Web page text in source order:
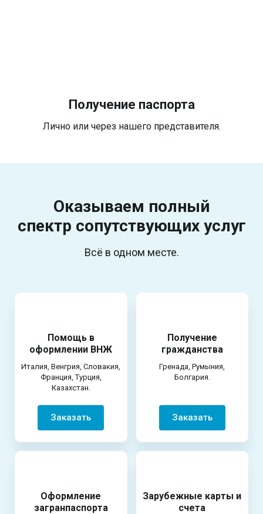
Получение паспорта
Лично или через нашего представителя.
Оказываем полный
спектр сопутствующих услуг
Всё в одном месте.
Помощь в
оформлении ВНЖ
Италия, Венгрия, Словакия,
Франция, Турция,
Казахстан.
Заказать
Получение
гражданства
Гренада, Румыния,
Болгария.
Заказать
Оформление
загранпаспорта
Зарубежные карты и
счета